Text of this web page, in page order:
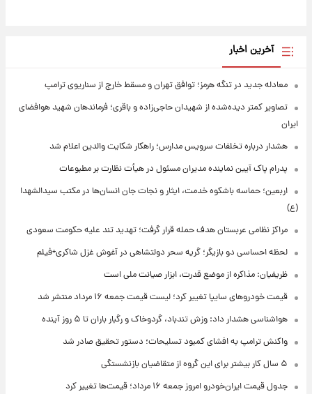
آخرین اخبار
معادله جدید در تنگه هرمز؛ توافق تهران و مسقط خارج از سناریوی ترامپ
تصاویر کمتر دیده‌شده از شهیدان حاجی‌زاده و باقری؛ فرماندهان شهید هوافضای
ایران
هشدار درباره تخلفات سرویس مدارس؛ راهکار شکایت والدین اعلام شد
پدرام پاک آیین نماینده مدیران مسئول در هیأت نظارت بر مطبوعات
اربعین؛ حماسه باشکوه خدمت، ایثار و نجات جان انسان‌ها در مکتب سیدالشهدا
(ع)
مراکز نظامی عربستان هدف حمله قرار گرفت؛ تهدید تند علیه حکومت سعودی
لحظه احساسی دو بازیگر؛ گریه سحر دولتشاهی در آغوش غزل شاکری+فیلم
ظریفیان: مذاکره از موضع قدرت، ابزار صیانت ملی است
قیمت خودروهای سایپا تغییر کرد؛ لیست قیمت جمعه ۱۶ مرداد منتشر شد
هواشناسی هشدار داد: وزش تندباد، گردوخاک و رگبار باران تا ۵ روز آینده
واکنش ترامپ به افشای کمبود تسلیحات؛ دستور تحقیق صادر شد
۵ سال کار بیشتر برای این گروه از متقاضیان بازنشستگی
جدول قیمت ایران‌خودرو امروز جمعه ۱۶ مرداد؛ قیمت‌ها تغییر کرد